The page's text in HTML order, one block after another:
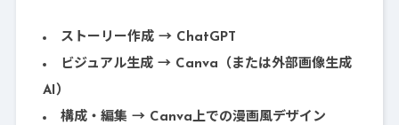
ストーリー作成 → ChatGPT
ビジュアル生成 → Canva（または外部画像生成
AI）
構成・編集 → Canva上での漫画風デザイン